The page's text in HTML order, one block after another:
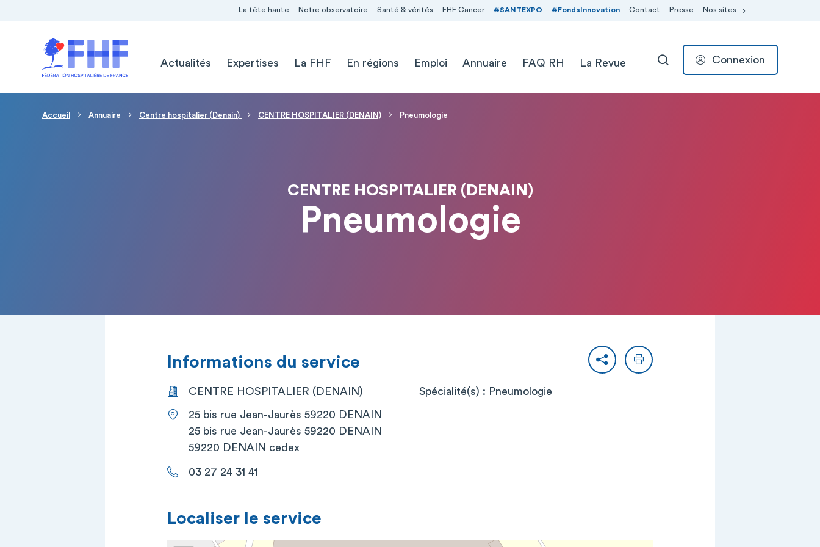
La tête haute Notre observatoire Santé & vérités FHF Cancer #SANTEXPO #FondsInnovation Contact Presse Nos sites
Actualités
Expertises La FHF En régions Emploi Annuaire FAQ RH La Revue RECHERCHER
Connexion
Fil d'Ariane
Accueil Annuaire Centre hospitalier (Denain) CENTRE HOSPITALIER (DENAIN) Pneumologie
CENTRE HOSPITALIER (DENAIN)
Pneumologie
PartagerImprimer
Informations du service
CENTRE HOSPITALIER (DENAIN)
25 bis rue Jean-Jaurès 59220 DENAIN
25 bis rue Jean-Jaurès 59220 DENAIN
59220 DENAIN cedex
03 27 24 31 41
Spécialité(s) : Pneumologie
Localiser le service